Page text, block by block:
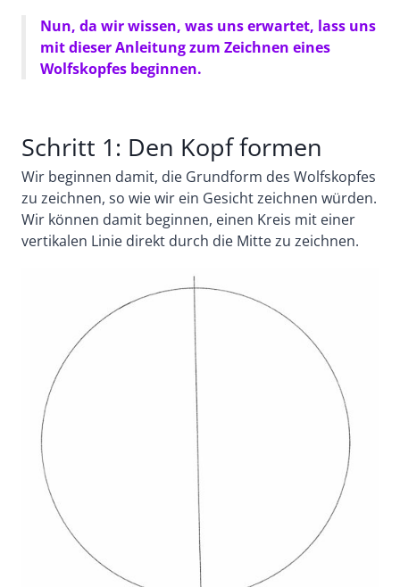
Nun, da wir wissen, was uns erwartet, lass uns
mit dieser Anleitung zum Zeichnen eines
Wolfskopfes beginnen.
Schritt 1: Den Kopf formen
Wir beginnen damit, die Grundform des Wolfskopfes
zu zeichnen, so wie wir ein Gesicht zeichnen würden.
Wir können damit beginnen, einen Kreis mit einer
vertikalen Linie direkt durch die Mitte zu zeichnen.